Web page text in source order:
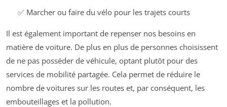
✅ Marcher ou faire du vélo pour les trajets courts
Il est également important de repenser nos besoins en
matière de voiture. De plus en plus de personnes choisissent
de ne pas posséder de véhicule, optant plutôt pour des
services de mobilité partagée. Cela permet de réduire le
nombre de voitures sur les routes et, par conséquent, les
embouteillages et la pollution.